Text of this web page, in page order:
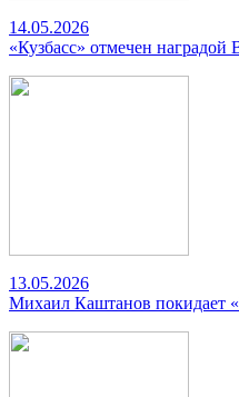
14.05.2026
«Кузбасс» отмечен
13.05.2026
Михаил Каштанов покидает